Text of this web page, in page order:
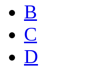
B
C
D